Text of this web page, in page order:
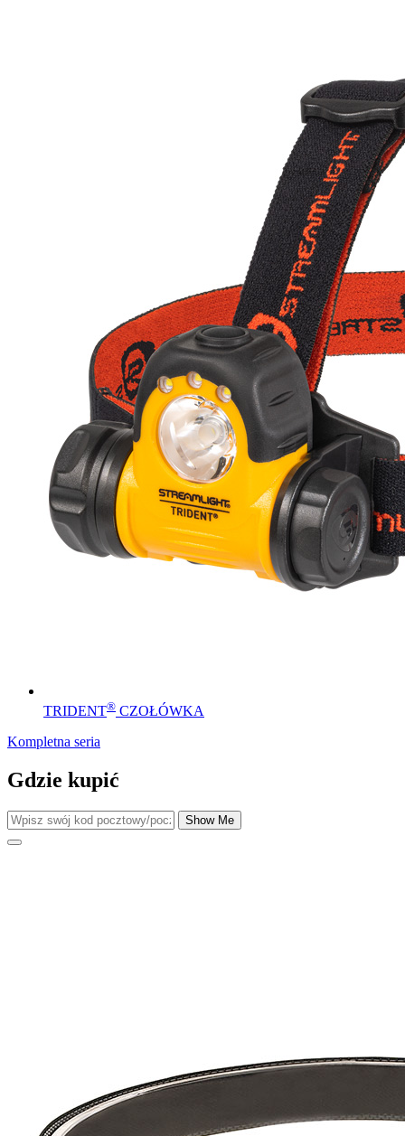
TRIDENT® CZOŁÓWKA
Kompletna seria
Gdzie kupić
Show Me